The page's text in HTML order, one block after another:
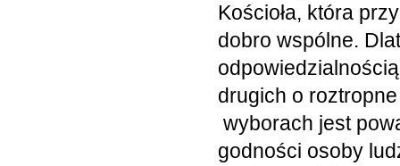
Kościoła, która
dobro wspólne.
drugich o
wyborach jest
godności osoby